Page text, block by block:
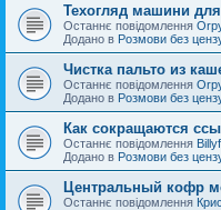
Техогляд машини для
Останнє повідомлення
Додано в Розмови без
Чистка пальто из
Останнє повідомлення
Додано в Розмови без
Как сокращаются
Останнє повідомлення
Додано в Розмови без
Центральный кофр
Останнє повідомлення